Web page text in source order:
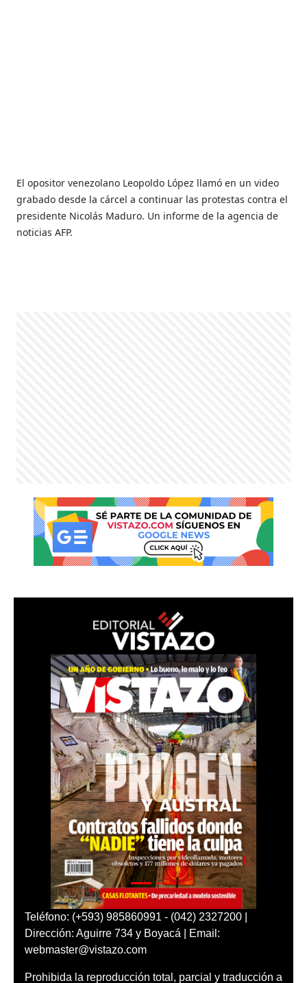
El opositor venezolano Leopoldo López llamó en un video
grabado desde la cárcel a continuar las protestas contra el
presidente Nicolás Maduro. Un informe de la agencia de
noticias AFP.
Teléfono: (+593) 985860991 - (042) 2327200 |
Dirección: Aguirre 734 y Boyacá | Email:
webmaster@vistazo.com
Prohibida la reproducción total, parcial y traducción a